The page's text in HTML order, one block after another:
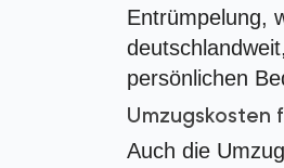
Entrümpelung,
persönlichen
Umzugskosten
Auch die